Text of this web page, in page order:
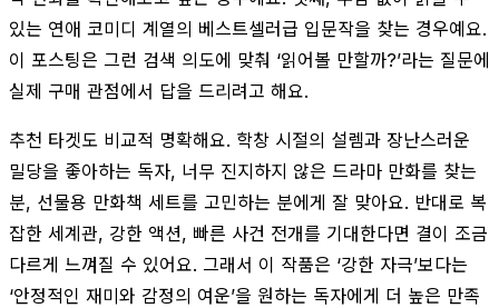
있는 연애 코미디 계열의 베스트셀러급 입문작을 찾는 경우예요.
이 포스팅은 그런 검색 의도에 맞춰 ‘읽어볼 만할까?’라는 질문에
실제 구매 관점에서 답을 드리려고 해요.
추천 타겟도 비교적 명확해요. 학창 시절의 설렘과 장난스러운
밀당을 좋아하는 독자, 너무 진지하지 않은 드라마 만화를 찾는
분, 선물용 만화책 세트를 고민하는 분에게 잘 맞아요. 반대로 복
잡한 세계관, 강한 액션, 빠른 사건 전개를 기대한다면 결이 조금
다르게 느껴질 수 있어요. 그래서 이 작품은 ‘강한 자극’보다는
‘안정적인 재미와 감정의 여운’을 원하는 독자에게 더 높은 만족